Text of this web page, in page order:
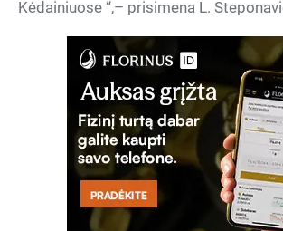
Kėdainiuose “,– prisimena L.